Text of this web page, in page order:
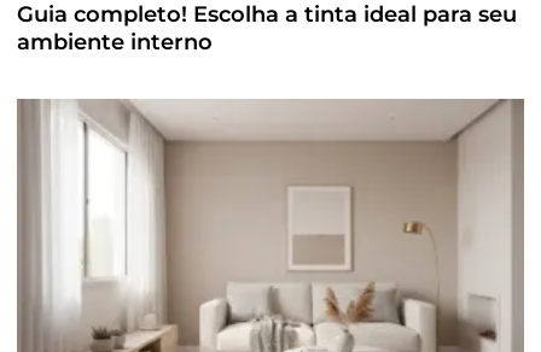
Guia completo! Escolha a tinta ideal para seu
ambiente interno